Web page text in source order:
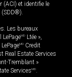
(ACI) et identifie le
(SDD®).
Les bureaux
MD Ltée »,
LePageMD Credit
Real Estate Services
Tremblant »
ServicesMD.